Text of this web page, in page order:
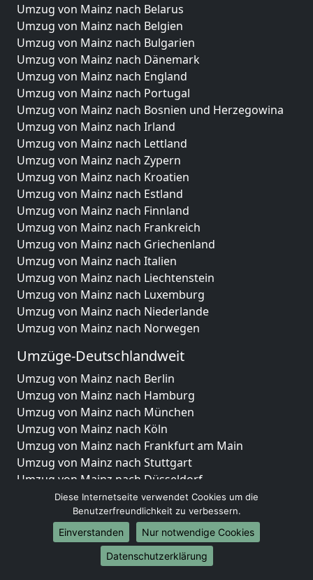
Umzug von Mainz nach Belarus
Umzug von Mainz nach Belgien
Umzug von Mainz nach Bulgarien
Umzug von Mainz nach Dänemark
Umzug von Mainz nach England
Umzug von Mainz nach Portugal
Umzug von Mainz nach Bosnien und Herzegowina
Umzug von Mainz nach Irland
Umzug von Mainz nach Lettland
Umzug von Mainz nach Zypern
Umzug von Mainz nach Kroatien
Umzug von Mainz nach Estland
Umzug von Mainz nach Finnland
Umzug von Mainz nach Frankreich
Umzug von Mainz nach Griechenland
Umzug von Mainz nach Italien
Umzug von Mainz nach Liechtenstein
Umzug von Mainz nach Luxemburg
Umzug von Mainz nach Niederlande
Umzug von Mainz nach Norwegen
Umzüge-Deutschlandweit
Umzug von Mainz nach Berlin
Umzug von Mainz nach Hamburg
Umzug von Mainz nach München
Umzug von Mainz nach Köln
Umzug von Mainz nach Frankfurt am Main
Umzug von Mainz nach Stuttgart
Umzug von Mainz nach Düsseldorf
Umzug von Mainz nach Leipzig
Umzug von Mainz nach Dortmund
Umzug von Mainz nach Essen
Umzug von Mainz nach Bremen
Umzug von Mainz nach Dresden
Diese Internetseite verwendet Cookies um die
Benutzerfreundlichkeit zu verbessern.
Einverstanden
Nur notwendige Cookies
Datenschutzerklärung